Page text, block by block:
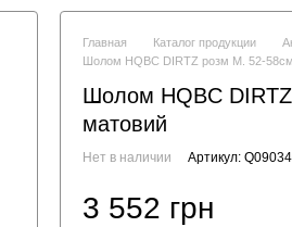
Главная Каталог продукции
Шолом HQBC DIRTZ розм M. 52-
Шолом HQBC
матовий
Нет в наличии Артикул:
3 552 грн